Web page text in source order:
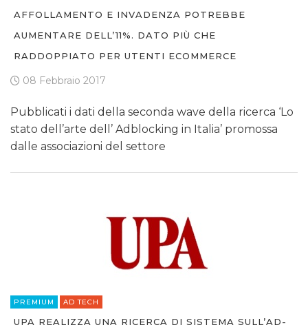
AFFOLLAMENTO E INVADENZA POTREBBE
AUMENTARE DELL’11%. DATO PIÙ CHE
RADDOPPIATO PER UTENTI ECOMMERCE
08 Febbraio 2017
Pubblicati i dati della seconda wave della ricerca ‘Lo
stato dell’arte dell’ Adblocking in Italia’ promossa
dalle associazioni del settore
PREMIUM AD TECH
UPA REALIZZA UNA RICERCA DI SISTEMA SULL’AD-